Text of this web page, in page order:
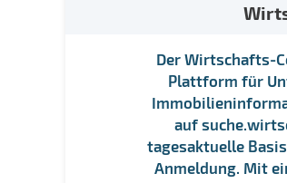
Der Wirtschafts-
Plattform für
auf
tagesaktuelle
Anmeldung. Mit